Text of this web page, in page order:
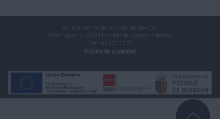
Ayuntamiento de Pozuelo de Alarcón.
Plaza Mayor 1, 28223 Pozuelo de Alarcón (Madrid)
Telf. 91 452 27 00
Política de privacidad